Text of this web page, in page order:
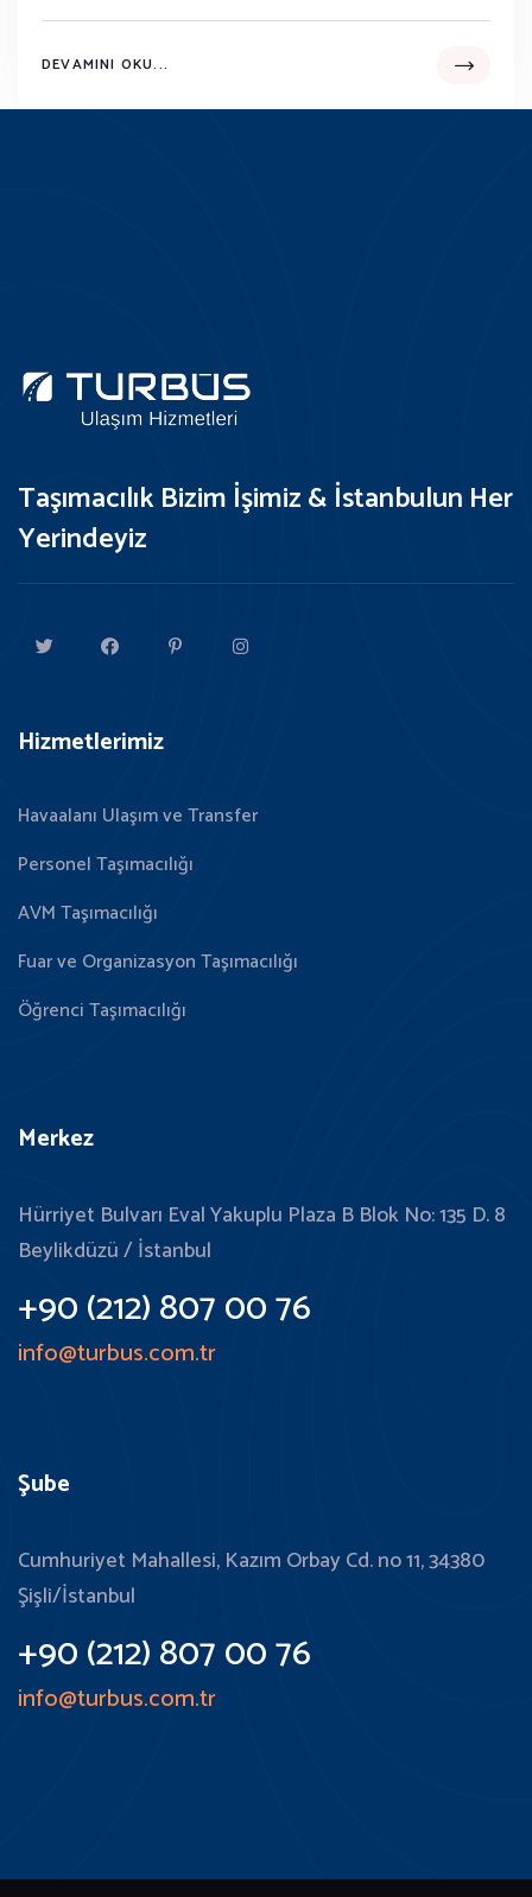
DEVAMINI OKU...
Taşımacılık Bizim İşimiz & İstanbulun Her
Yerindeyiz
Hizmetlerimiz
Havaalanı Ulaşım ve Transfer
Personel Taşımacılığı
AVM Taşımacılığı
Fuar ve Organizasyon Taşımacılığı
Öğrenci Taşımacılığı
Merkez
Hürriyet Bulvarı Eval Yakuplu Plaza B Blok No: 135 D. 8
Beylikdüzü / İstanbul
+90 (212) 807 00 76
info@turbus.com.tr
Şube
Cumhuriyet Mahallesi, Kazım Orbay Cd. no 11, 34380
Şişli/İstanbul
+90 (212) 807 00 76
info@turbus.com.tr